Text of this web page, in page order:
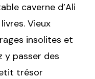
caverne d’Ali
Vieux
insolites et
y passer des
trésor